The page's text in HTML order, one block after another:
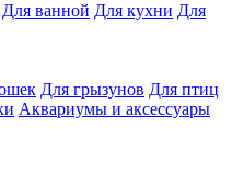
Для ванной Для кухни Для
Для грызунов Для птиц
Аквариумы и аксессуары